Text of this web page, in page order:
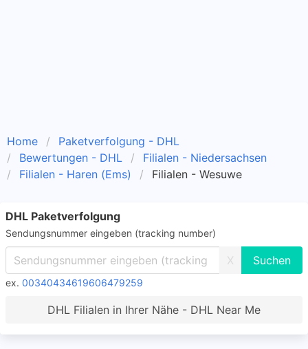
Home
Paketverfolgung - DHL
Bewertungen - DHL
Filialen - Niedersachsen
Filialen - Haren (Ems)
Filialen - Wesuwe
DHL Paketverfolgung
Sendungsnummer eingeben (tracking number)
X
ex. 00340434619606479259
DHL Filialen in Ihrer Nähe - DHL Near Me